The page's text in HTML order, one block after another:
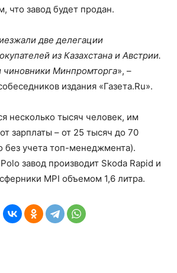
что завод будет продан.
две делегации
из Казахстана и Австрии.
Минпромторга», –
издания «Газета.Ru».
несколько тысяч человек, им
зарплаты – от 25 тысяч до 70
без учета топ-менеджмента).
завод производит Skoda Rapid и
MPI объемом 1,6 литра.